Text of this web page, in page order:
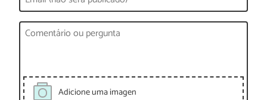
Adicione uma imagen